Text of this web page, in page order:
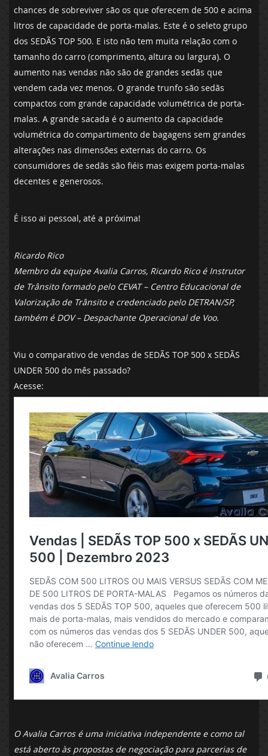
chances de sobreviver são os que oferecem de 500 e acima
litros de capacidade de porta-malas. Este é o seleto grupo
dos SEDÃS TOP 500. E isto não tem muita relação com o
tamanho do carro (comprimento, altura ou largura). O
aumento nas vendas não são de grandes sedãs que
vendem cada vez menos. O grande trunfo são sedãs
compactos com grande capacidade volumétrica de porta-
malas. A grande sacada é o aumento da capacidade
volumétrica do compartimento de bagagens sem grandes
alterações nas dimensões externas do carro. Os
consumidores de sedãs são fiéis mas exigem porta-malas
decentes e generosos.
É isso ai pessoal, até a próxima!
Ricardo Rico
Membro da equipe Avalia Carros, Ricardo Rico é Instrutor
de Trânsito formado pelo CEVAT – Centro Educacional de
Valorização de Trânsito e credenciado pelo DETRAN/SP,
também é DOV – Despachante Operacional de Voo.
Viu o comparativo de vendas de SEDÃS TOP 500 x SEDÃS
UNDER 500 do mês passado?
Acesse:
O Avalia Carros é uma iniciativa independente e como tal
está aberto às propostas de negociação para parcerias de